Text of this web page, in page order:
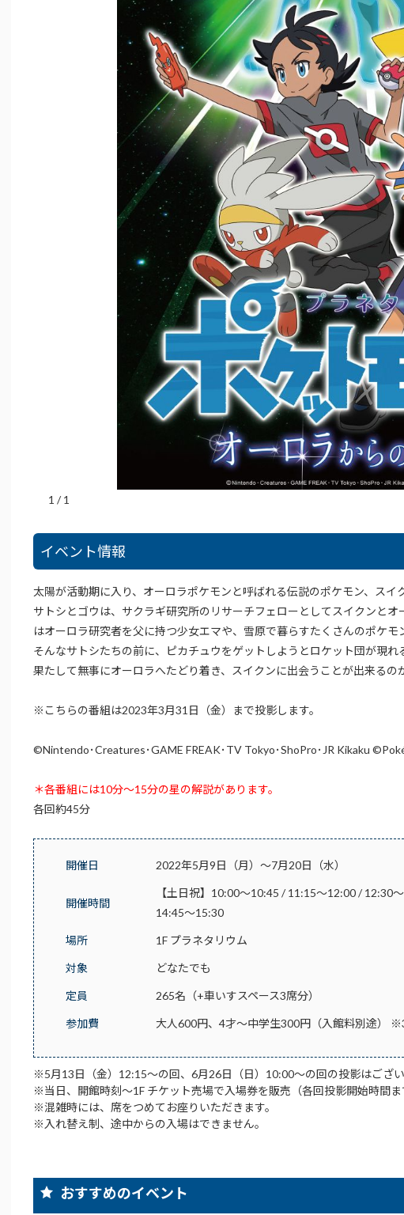
1 /1
イベント情報
太陽が活動期に入り、オーロラポケモンと呼ばれる伝説のポケモン、スイ
サトシとゴウは、サクラギ研究所のリサーチフェローとしてスイクンと
はオーロラ研究者を父に持つ少女エマや、雪原で暮らすたくさんのポケモ
そんなサトシたちの前に、ピカチュウをゲットしようとロケット団が現れ
果たして無事にオーロラへたどり着き、スイクンに出会うことが出来るの
※こちらの番組は2023年3月31日（金）まで投影します。
©Nintendo･Creatures･GAME FREAK･TV Tokyo･ShoPro･JR Kikaku
＊各番組には10分～15分の星の解説があります。
各回約45分
開催日 2022年5月9日（月）～7月20日（水）
開催時間
【土日祝】10:00～10:45 / 11:15～12:00 /
14:45～15:30
場所 1F プラネタリウム
対象 どなたでも
定員 265名（+車いすスペース3席分）
参加費 大人600円、4才～中学生300円（入館料別途）
※5月13日（金）12:15～の回、6月26日（日）10:00～の回の投影はござい
※当日、開館時刻～1F チケット売場で入場券を販売（各回投影開始時間ま
※混雑時には、席をつめてお座りいただきます。
※入れ替え制、途中からの入場はできません。
おすすめのイベント